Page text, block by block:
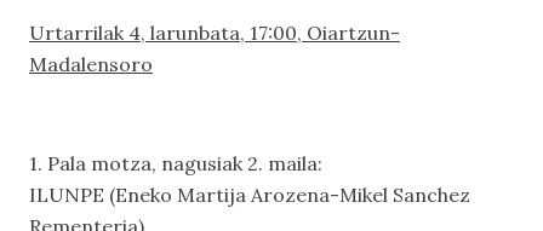
Urtarrilak 4, larunbata, 17:00, Oiartzun-
Madalensoro
1. Pala motza, nagusiak 2. maila:
ILUNPE (Eneko Martija Arozena-Mikel Sanchez
Rementeria)